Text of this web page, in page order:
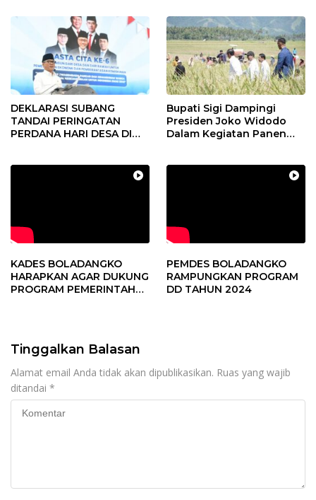
DEKLARASI SUBANG
TANDAI PERINGATAN
PERDANA HARI DESA DI
Bupati Sigi Dampingi
Presiden Joko Widodo
Dalam Kegiatan Panen
KADES BOLADANGKO
HARAPKAN AGAR DUKUNG
PROGRAM PEMERINTAH
PEMDES BOLADANGKO
RAMPUNGKAN PROGRAM
DD TAHUN 2024
Tinggalkan Balasan
Alamat email Anda tidak akan dipublikasikan. Ruas yang wajib
ditandai *